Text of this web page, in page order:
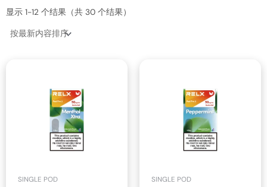
显示 1-12 个结果（共 30 个结果）
SINGLE POD SINGLE POD